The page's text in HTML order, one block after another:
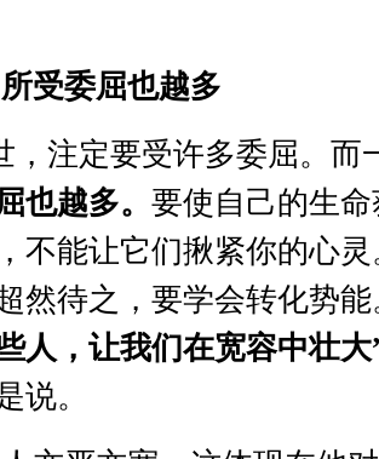
受委屈也越多
，注定要受许多委屈。而
也越多。 要使自己的生
不能让它们揪紧你的心
然待之，要学会转化势能
人，让我们在宽容中壮大
说。